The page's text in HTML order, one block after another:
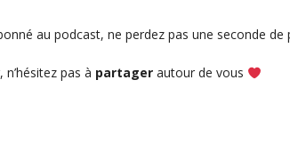
au podcast, ne perdez pas une seconde de
pas à partager autour de vous